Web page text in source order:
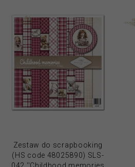
Zestaw do scrapbooking
(HS code 48025890) SLS-
042 ''Childhood memories